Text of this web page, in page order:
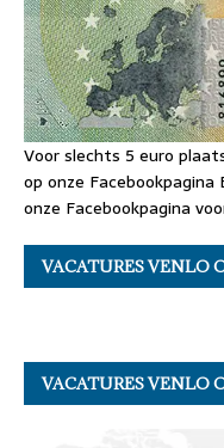
Voor slechts 5 euro
op onze Facebookpagina
onze Facebookpagina
VACATURES VENLO
VACATURES VENLO